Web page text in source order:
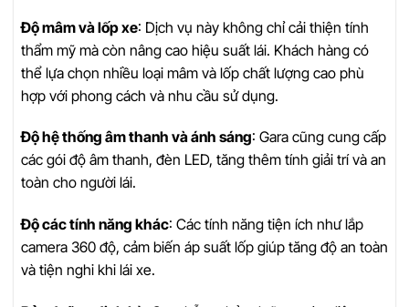
Độ mâm và lốp xe: Dịch vụ này không chỉ cải thiện tính
thẩm mỹ mà còn nâng cao hiệu suất lái. Khách hàng có
thể lựa chọn nhiều loại mâm và lốp chất lượng cao phù
hợp với phong cách và nhu cầu sử dụng.
Độ hệ thống âm thanh và ánh sáng: Gara cũng cung cấp
các gói độ âm thanh, đèn LED, tăng thêm tính giải trí và an
toàn cho người lái.
Độ các tính năng khác: Các tính năng tiện ích như lắp
camera 360 độ, cảm biến áp suất lốp giúp tăng độ an toàn
và tiện nghi khi lái xe.